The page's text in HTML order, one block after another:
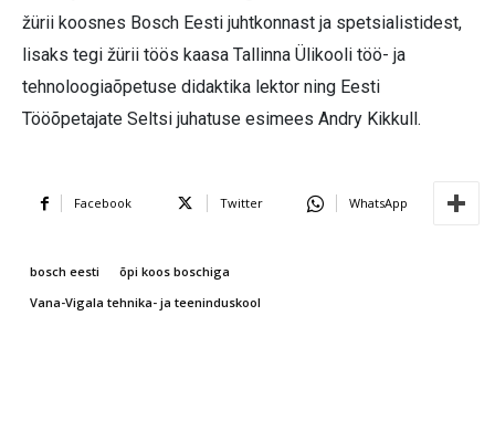
žürii koosnes Bosch Eesti juhtkonnast ja spetsialistidest,
lisaks tegi žürii töös kaasa Tallinna Ülikooli töö- ja
tehnoloogiaõpetuse didaktika lektor ning Eesti
Tööõpetajate Seltsi juhatuse esimees Andry Kikkull.
Facebook Twitter WhatsApp
bosch eesti
õpi koos boschiga
Vana-Vigala tehnika- ja teeninduskool